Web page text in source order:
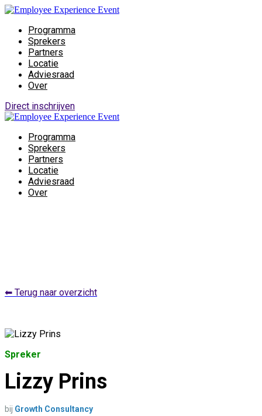
Programma
Sprekers
Partners
Locatie
Adviesraad
Over
Direct inschrijven
Programma
Sprekers
Partners
Locatie
Adviesraad
Over
⬅ Terug naar overzicht
Spreker
Lizzy Prins
bij Growth Consultancy